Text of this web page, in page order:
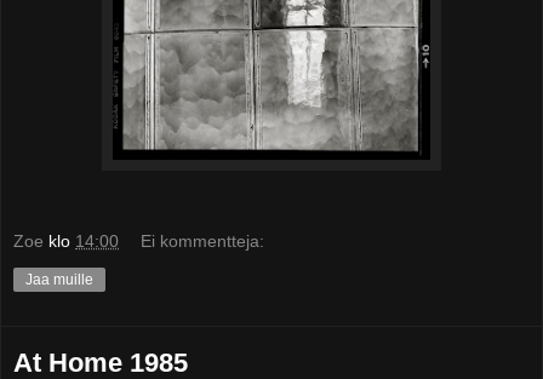
Zoe klo 14:00 Ei kommentteja:
Jaa muille
At Home 1985